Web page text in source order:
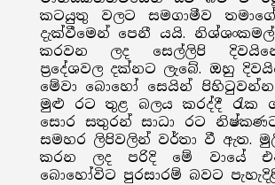
කටයුතු වලට සමගාමීව
දැක්වීමෙන් පෙනී යයි.
කරවන ලද සෙල්ලිපි
ප්‍රදේශවල දක්නට ලැබේ. ඔහු
මේවා බොහෝ සෙයින්
මුළු රට තුළ බලය කරද්දී රැක
සොර සතුරන් සාධා රට
සමහර ලිපිවලින් වර්තා වී ඇත.
කරන ලද පරිදි මේ වායේ
බොහෝවිට පුරසාරම් බවට